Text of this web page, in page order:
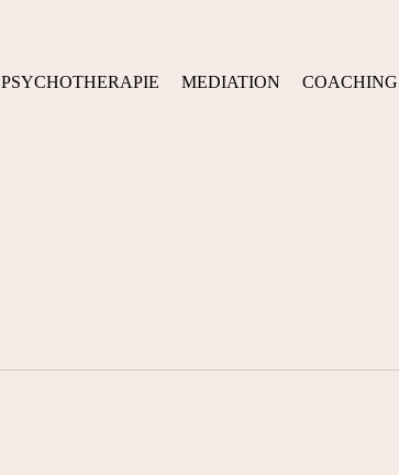
PSYCHOTHERAPIE MEDIATION COACHING